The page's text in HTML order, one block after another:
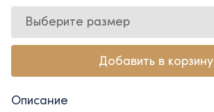
Выберите размер
Добавить в корзину
Описание